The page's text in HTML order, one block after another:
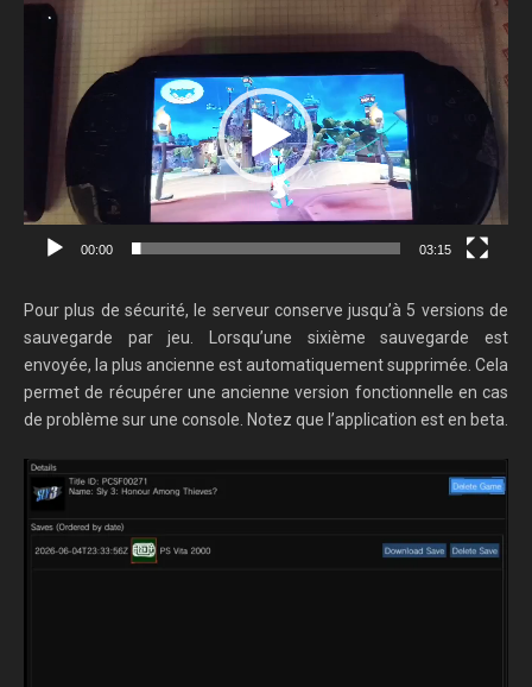
Lecteur
00:00 03:15
Pour plus de sécurité, le serveur conserve jusqu’à 5 versions de
sauvegarde par jeu. Lorsqu’une sixième sauvegarde est
envoyée, la plus ancienne est automatiquement supprimée. Cela
permet de récupérer une ancienne version fonctionnelle en cas
de problème sur une console. Notez que l’application est en beta.